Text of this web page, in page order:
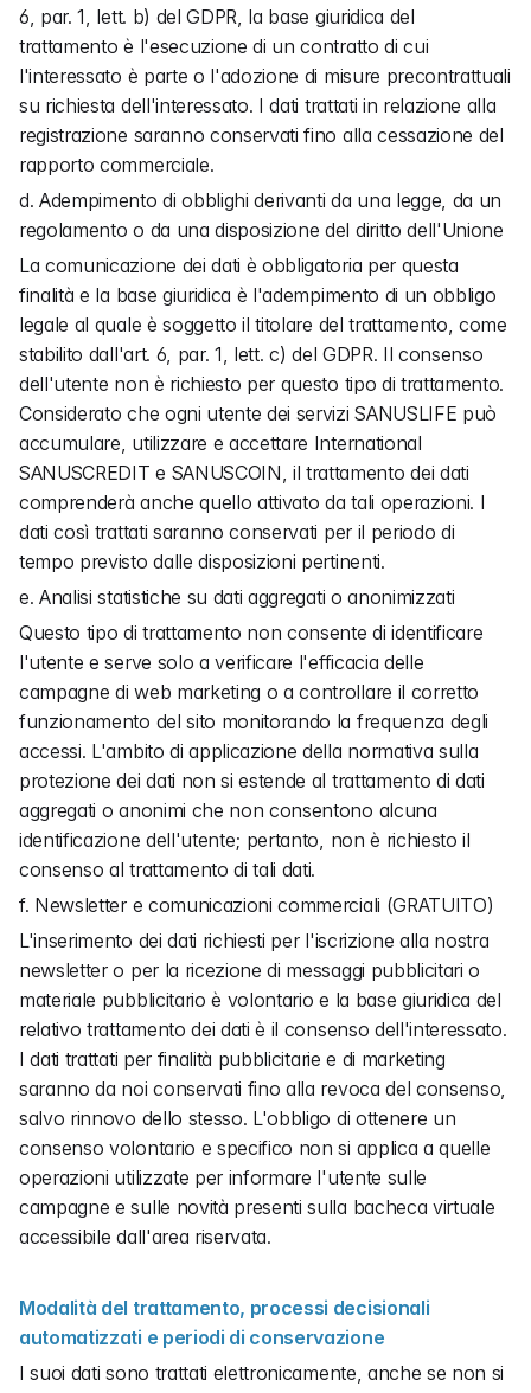
6, par. 1, lett. b) del GDPR, la base giuridica del
trattamento è l'esecuzione di un contratto di cui
l'interessato è parte o l'adozione di misure precontrattuali
su richiesta dell'interessato. I dati trattati in relazione alla
registrazione saranno conservati fino alla cessazione del
rapporto commerciale.
d. Adempimento di obblighi derivanti da una legge, da un
regolamento o da una disposizione del diritto dell'Unione
La comunicazione dei dati è obbligatoria per questa
finalità e la base giuridica è l'adempimento di un obbligo
legale al quale è soggetto il titolare del trattamento, come
stabilito dall'art. 6, par. 1, lett. c) del GDPR. Il consenso
dell'utente non è richiesto per questo tipo di trattamento.
Considerato che ogni utente dei servizi SANUSLIFE può
accumulare, utilizzare e accettare International
SANUSCREDIT e SANUSCOIN, il trattamento dei dati
comprenderà anche quello attivato da tali operazioni. I
dati così trattati saranno conservati per il periodo di
tempo previsto dalle disposizioni pertinenti.
e. Analisi statistiche su dati aggregati o anonimizzati
Questo tipo di trattamento non consente di identificare
l'utente e serve solo a verificare l'efficacia delle
campagne di web marketing o a controllare il corretto
funzionamento del sito monitorando la frequenza degli
accessi. L'ambito di applicazione della normativa sulla
protezione dei dati non si estende al trattamento di dati
aggregati o anonimi che non consentono alcuna
identificazione dell'utente; pertanto, non è richiesto il
consenso al trattamento di tali dati.
f. Newsletter e comunicazioni commerciali (GRATUITO)
L'inserimento dei dati richiesti per l'iscrizione alla nostra
newsletter o per la ricezione di messaggi pubblicitari o
materiale pubblicitario è volontario e la base giuridica del
relativo trattamento dei dati è il consenso dell'interessato.
I dati trattati per finalità pubblicitarie e di marketing
saranno da noi conservati fino alla revoca del consenso,
salvo rinnovo dello stesso. L'obbligo di ottenere un
consenso volontario e specifico non si applica a quelle
operazioni utilizzate per informare l'utente sulle
campagne e sulle novità presenti sulla bacheca virtuale
accessibile dall'area riservata.
Modalità del trattamento, processi decisionali
automatizzati e periodi di conservazione
I suoi dati sono trattati elettronicamente, anche se non si